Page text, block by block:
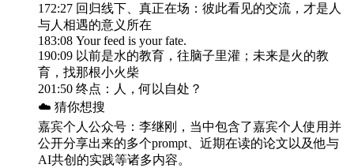
172:27 回归线下、真正在场：彼此看见的交流，才是人
与人相遇的意义所在
183:08 Your feed is your fate.
190:09 以前是水的教育，往脑子里灌；未来是火的教
育，找那根小火柴
201:50 终点：人，何以自处？
☁️ 猜你想搜
嘉宾个人公众号：李继刚，当中包含了嘉宾个人使用并
公开分享出来的多个prompt、近期在读的论文以及他与
AI共创的实践等诸多内容。